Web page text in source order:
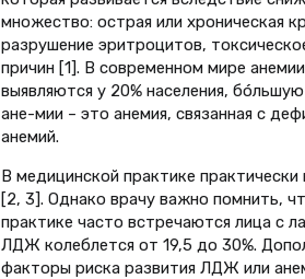
множество: острая или хроническая
разрушение эритроцитов,
причин [1]. В современном мире
выявляются у 20% населения,
ане-мии – это анемия, связанная с
анемий.
В медицинской практике
[2, 3]. Однако врачу важно помнить,
практике часто встречаются лица с
ЛДЖ колеблется от 19,5 до 30%.
факторы риска развития ЛДЖ или